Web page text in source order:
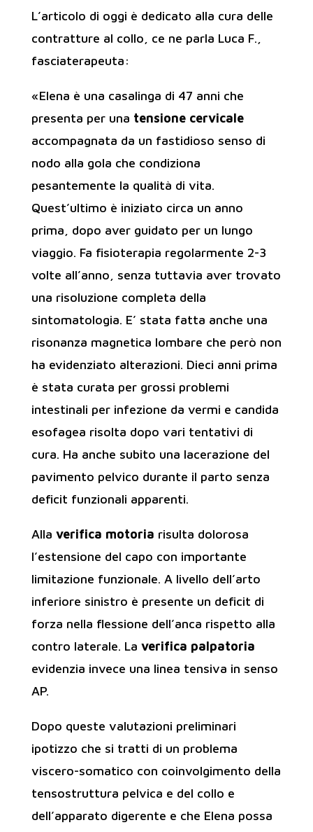
L’articolo di oggi è dedicato alla cura delle
contratture al collo, ce ne parla Luca F.,
fasciaterapeuta:
«Elena è una casalinga di 47 anni che
presenta per una tensione cervicale
accompagnata da un fastidioso senso di
nodo alla gola che condiziona
pesantemente la qualità di vita.
Quest’ultimo è iniziato circa un anno
prima, dopo aver guidato per un lungo
viaggio. Fa fisioterapia regolarmente 2-3
volte all’anno, senza tuttavia aver trovato
una risoluzione completa della
sintomatologia. E’ stata fatta anche una
risonanza magnetica lombare che però non
ha evidenziato alterazioni. Dieci anni prima
è stata curata per grossi problemi
intestinali per infezione da vermi e candida
esofagea risolta dopo vari tentativi di
cura. Ha anche subito una lacerazione del
pavimento pelvico durante il parto senza
deficit funzionali apparenti.
Alla verifica motoria risulta dolorosa
l’estensione del capo con importante
limitazione funzionale. A livello dell’arto
inferiore sinistro è presente un deficit di
forza nella flessione dell’anca rispetto alla
contro laterale. La verifica palpatoria
evidenzia invece una linea tensiva in senso
AP.
Dopo queste valutazioni preliminari
ipotizzo che si tratti di un problema
viscero-somatico con coinvolgimento della
tensostruttura pelvica e del collo e
dell’apparato digerente e che Elena possa